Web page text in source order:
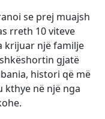
se prej muajsh
rreth 10 viteve
krijuar një familje
gjatë
histori që më
kthye në një nga